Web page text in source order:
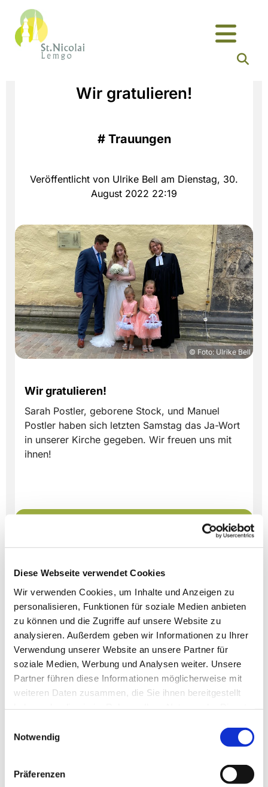
Diese Webseite verwendet Cookies
Wir verwenden Cookies, um Inhalte und Anzeigen zu
personalisieren, Funktionen für soziale Medien anbieten
zu können und die Zugriffe auf unsere Website zu
analysieren. Außerdem geben wir Informationen zu Ihrer
Verwendung unserer Website an unsere Partner für
soziale Medien, Werbung und Analysen weiter. Unsere
Partner führen diese Informationen möglicherweise mit
weiteren Daten zusammen, die Sie ihnen bereitgestellt
Notwendig
Präferenzen
Wir gratulieren!
# Trauungen
Veröffentlicht von Ulrike Bell am Dienstag, 30.
August 2022 22:19
© Foto: Ulrike Bell
Wir gratulieren!
Sarah Postler, geborene Stock, und Manuel
Postler haben sich letzten Samstag das Ja-Wort
in unserer Kirche gegeben. Wir freuen uns mit
ihnen!
Dies könnte Sie auch
interessieren